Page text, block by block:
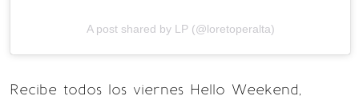
A post shared by LP (@loretoperalta)
Recibe todos los viernes Hello Weekend,